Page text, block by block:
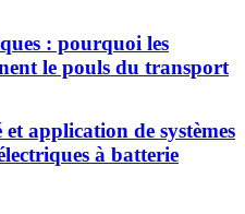
: pourquoi les
le pouls du transport
application de systèmes
à batterie